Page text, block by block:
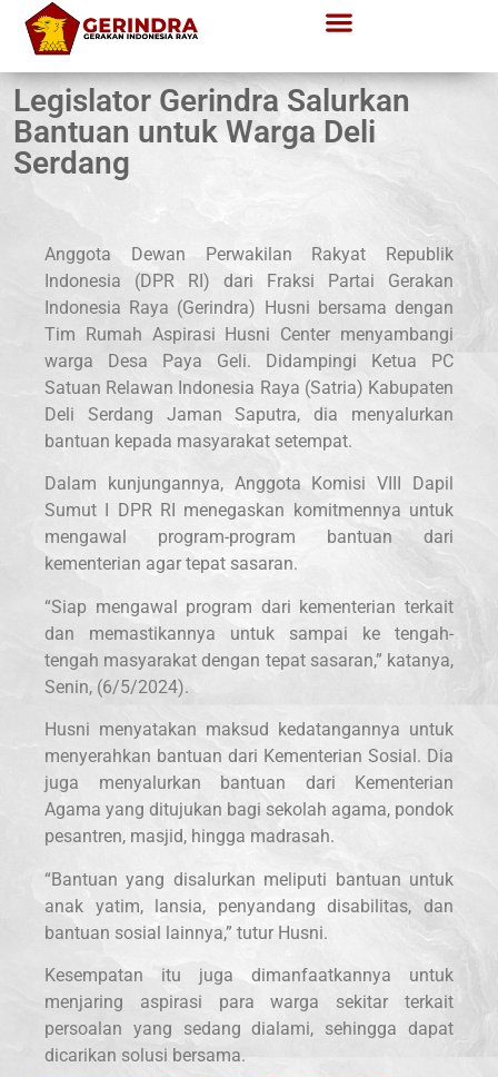
Legislator Gerindra Salurkan
Bantuan untuk Warga Deli
Serdang
Anggota Dewan Perwakilan Rakyat Republik
Indonesia (DPR RI) dari Fraksi Partai Gerakan
Indonesia Raya (Gerindra) Husni bersama dengan
Tim Rumah Aspirasi Husni Center menyambangi
warga Desa Paya Geli. Didampingi Ketua PC
Satuan Relawan Indonesia Raya (Satria) Kabupaten
Deli Serdang Jaman Saputra, dia menyalurkan
bantuan kepada masyarakat setempat.
Dalam kunjungannya, Anggota Komisi VIII Dapil
Sumut I DPR RI menegaskan komitmennya untuk
mengawal program-program bantuan dari
kementerian agar tepat sasaran.
“Siap mengawal program dari kementerian terkait
dan memastikannya untuk sampai ke tengah-
tengah masyarakat dengan tepat sasaran,” katanya,
Senin, (6/5/2024).
Husni menyatakan maksud kedatangannya untuk
menyerahkan bantuan dari Kementerian Sosial. Dia
juga menyalurkan bantuan dari Kementerian
Agama yang ditujukan bagi sekolah agama, pondok
pesantren, masjid, hingga madrasah.
“Bantuan yang disalurkan meliputi bantuan untuk
anak yatim, lansia, penyandang disabilitas, dan
bantuan sosial lainnya,” tutur Husni.
Kesempatan itu juga dimanfaatkannya untuk
menjaring aspirasi para warga sekitar terkait
persoalan yang sedang dialami, sehingga dapat
dicarikan solusi bersama.